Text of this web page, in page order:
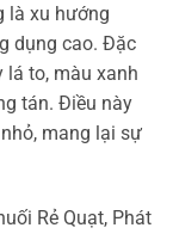
là xu hướng
dụng cao. Đặc
lá to, màu xanh
tán. Điều này
mang lại sự
Rẻ Quạt, Phát